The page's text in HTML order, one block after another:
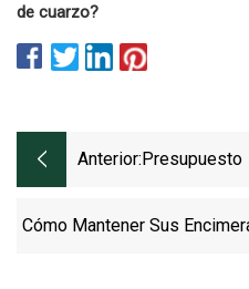
de cuarzo?
Anterior: Presupuesto
Cómo Mantener Sus